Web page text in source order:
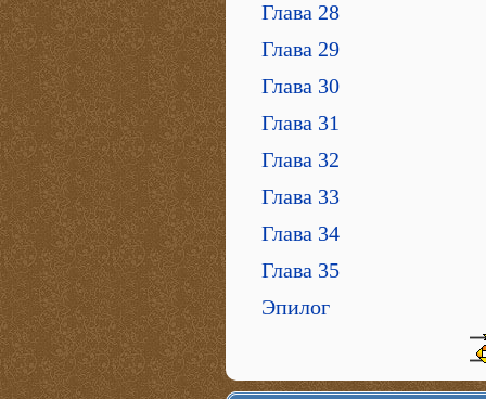
Глава 28
Глава 29
Глава 30
Глава 31
Глава 32
Глава 33
Глава 34
Глава 35
Эпилог